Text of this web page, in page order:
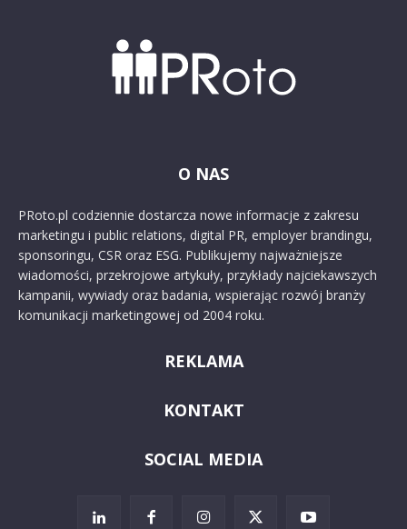
O NAS
PRoto.pl codziennie dostarcza nowe informacje z zakresu
marketingu i public relations, digital PR, employer brandingu,
sponsoringu, CSR oraz ESG. Publikujemy najważniejsze
wiadomości, przekrojowe artykuły, przykłady najciekawszych
kampanii, wywiady oraz badania, wspierając rozwój branży
komunikacji marketingowej od 2004 roku.
REKLAMA
KONTAKT
SOCIAL MEDIA